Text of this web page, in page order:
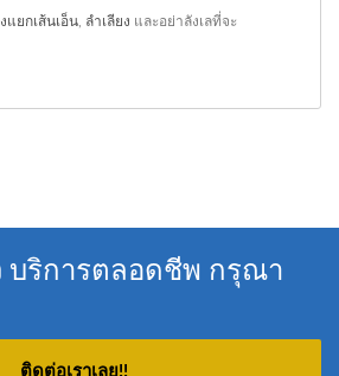
แยกเส้นเอ็น ลำเลียง และอย่าลังเลที่จะ
บริการตลอดชีพ กรุณา
ติดต่อเราเลย!!